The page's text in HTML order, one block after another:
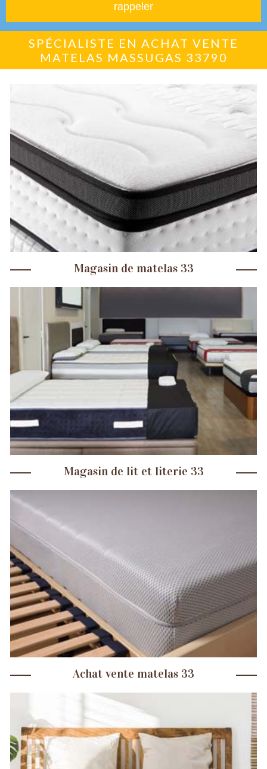
SPÉCIALISTE EN ACHAT VENTE
MATELAS MASSUGAS 33790
Magasin de matelas 33
Magasin de lit et literie 33
Achat vente matelas 33